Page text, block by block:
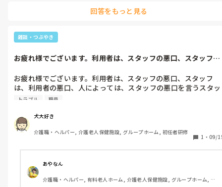
と言ったら、わかりましたって。
個人的な気持ち、爆弾💣足持って、人に尽くしてる自分が、はー
あとなります。
で、その10人を不採用にして、犬大好きさんが、これだけの経験
そして、隣市の施設長と、職務経歴書の内容を話したのかわかり
と、言って返さないって、どういう事よ、
私だって。面接した日、こんにちはと、言われて返したぞ。てい
うか、返すぞ。
回答をもっと見る
雑談・つぶやき
お疲れ様でございます。利用者は、スタッフの悪口、スタッフ
お疲れ様でございます。利用者は、スタッフの悪口、スタッフ
は、利用者の悪口、人によっては、スタッフの悪口を言うスタッ
フ。なーなーで聞いて、なーなーで、聞き流す。りょうまたぎに
疲れるわ〜。こういうのが、辞めたくなるよねー。
トラブル 職員
犬大好き
介護職・ヘルパー, 介護老人保健施設, グループホーム, 初任者研修
1 ・ 09/
あやなん
介護職・ヘルパー, 有料老人ホーム, 介護老人保健施設, グループホーム, デ